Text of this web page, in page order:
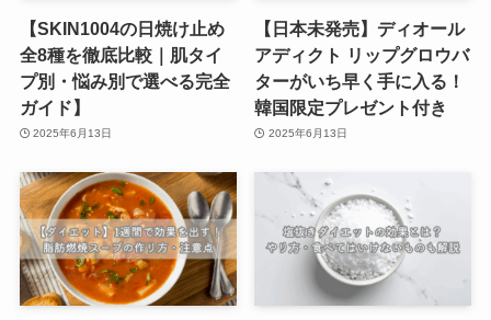
【SKIN1004の日焼け止め
全8種を徹底比較｜肌タイ
プ別・悩み別で選べる完全
ガイド】
2025年6月13日
【日本未発売】ディオール
アディクト リップグロウバ
ターがいち早く手に入る！
韓国限定プレゼント付き
2025年6月13日